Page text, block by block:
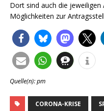
Dort sind auch die jeweiligen
Möglichkeiten zur
Quelle(n): pm
CORONA-KRISE